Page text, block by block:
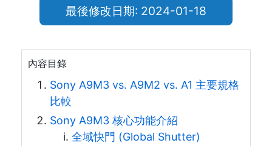
最後修改日期: 2024-01-18
內容目錄
Sony A9M3 vs. A9M2 vs. A1 主要規格
比較
Sony A9M3 核心功能介紹
全域快門 (Global Shutter)